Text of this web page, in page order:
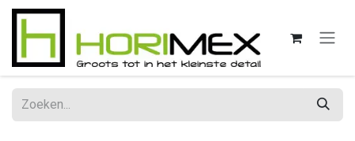
Overslaan naar inhoud